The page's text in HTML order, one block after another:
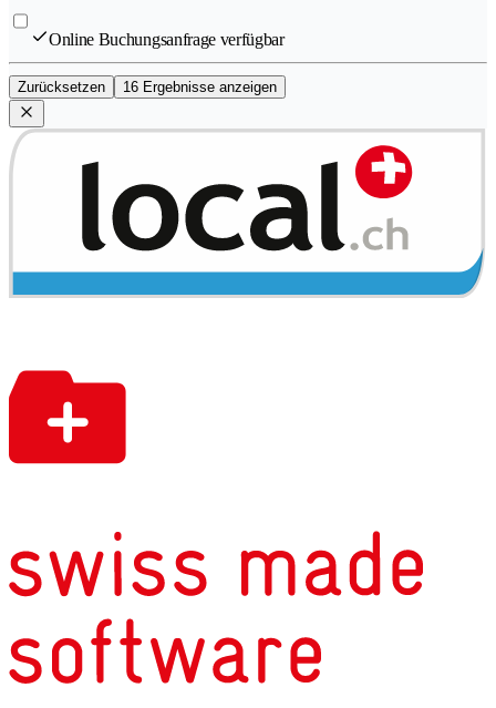
Online Buchungsanfrage verfügbar
Zurücksetzen 16 Ergebnisse anzeigen